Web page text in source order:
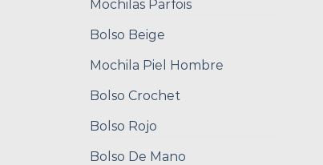
Mochilas Parfois
Bolso Beige
Mochila Piel Hombre
Bolso Crochet
Bolso Rojo
Bolso De Mano